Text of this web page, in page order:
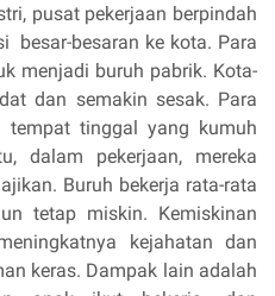
pusat pekerjaan berpindah
besar-besaran ke kota. Para
menjadi buruh pabrik. Kota-
dan semakin sesak. Para
tempat tinggal yang kumuh
dalam pekerjaan, mereka
Buruh bekerja rata-rata
tetap miskin. Kemiskinan
kejahatan dan
keras. Dampak lain adalah